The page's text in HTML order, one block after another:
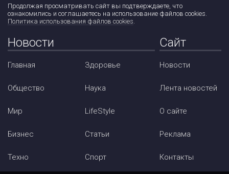
Продолжая просматривать сайт вы подтверждаете, что
ознакомились и соглашаетесь на использование файлов cookies.
Политика использования файлов cookies.
Новости
Главная
Общество
Мир
Бизнес
Техно
Здоровье
Наука
LifeStyle
Статьи
Спорт
Сайт
Новости
Лента новостей
О сайте
Реклама
Контакты